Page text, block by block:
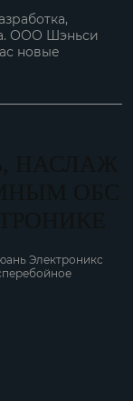
ООО Шэньси
новые
Электроникс